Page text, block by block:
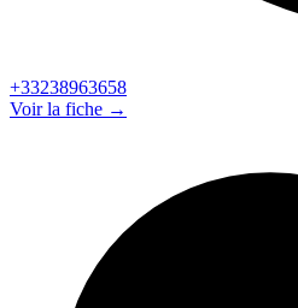
+33238963658
Voir la fiche →